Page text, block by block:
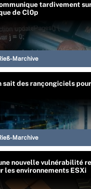
tardivement
de Cl0p
Marchive
sait des rançongiciels
Marchive
nouvelle vulnérabilité
les environnements ESXi